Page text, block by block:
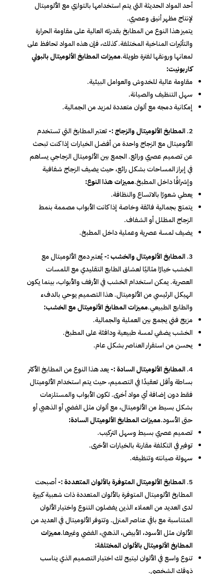
أحد المواد الحديثة التي يتم استخدامها بالتوازي مع الألوميتال
لإنتاج مظهر أنيق وعصري.
يتميز هذا النوع من المطابخ بقدرته العالية على مقاومة الحرارة
والتأثيرات المناخية المختلفة. كذلك، فإن هذه المواد تحافظ على
لمعانها ورونقها لفترة طويلة.مميزات المطابخ الألوميتال بالبولي
كاربونيت:
مقاومة عالية للخدوش والعوامل البيئية.
سهل التنظيف والصيانة.
إمكانية دمجه مع ألوان متعددة لمزيد من الجمالية.
المطابخ الألوميتال والزجاج :-تعتبر المطابخ التي تستخدم
الألوميتال مع الزجاج واحدة من أفضل الخيارات إذا كنت تبحث
عن تصميم عصري ورائع. الجمع بين الألوميتال الزجاجي يساهم
في إبراز المساحات بشكل رائع، حيث يضيف الزجاج شفافية
وإشراقًا داخل المطبخ.مميزات هذا النوع:
يعطي شعورًا بالاتساع والنظافة.
يتمتع بجمالية فائقة وخاصة إذا كانت الأبواب مصممة بنمط
الزجاج المظلل أو الشفاف.
يضيف لمسة عصرية وعملية داخل المطبخ.
المطابخ الألوميتال والخشب :-يُعتبر دمج الألوميتال مع
الخشب خيارًا مثاليًا لعشاق الطابع التقليدي مع اللمسات
العصرية. يمكن استخدام الخشب في الأرفف والأبواب، بينما يكون
الهيكل الرئيسي من الألوميتال. هذا التصميم يوحي بالدفء
والطابع الطبيعي.مميزات المطابخ الألوميتال مع الخشب:
مزيج فني يجمع بين العملية والجمالية.
الخشب يضفي لمسة طبيعية ودافئة على المطبخ.
يحسن من استقرار العناصر بشكل عام.
المطابخ الألوميتال السادة :- يعد هذا النوع من المطابخ الأكثر
بساطة وأقل تعقيدًا في التصميم، حيث يتم استخدام الألوميتال
فقط دون إضافة أي مواد أخرى. تكون الأبواب والمستلزمات
بشكل بسيط من الألوميتال، مع ألوان مثل الفضي أو الذهبي أو
حتى الأسود.مميزات المطابخ الألوميتال السادة:
تصميم عصري بسيط وسهل التركيب.
توفير في التكلفة مقارنة بالخيارات الأخرى.
سهولة صيانته وتنظيفه.
المطابخ الألوميتال المتوفرة بالألوان المتعددة :-أصبحت
المطابخ الألوميتال المتوفرة بالألوان المتعددة ذات شعبية كبيرة
لدى العديد من العملاء الذين يفضلون التنوع واختيار الألوان
المتناسبة مع باقي عناصر المنزل. وتتوفر الألوميتال في العديد من
الألوان مثل الأسود، الأبيض، الذهبي، الفضي وغيرها.مميزات
المطابخ الألوميتال بالألوان المختلفة:
تنوع واسع في الألوان ليتيح لك اختيار التصميم الذي يناسب
ذوقك الشخصي.